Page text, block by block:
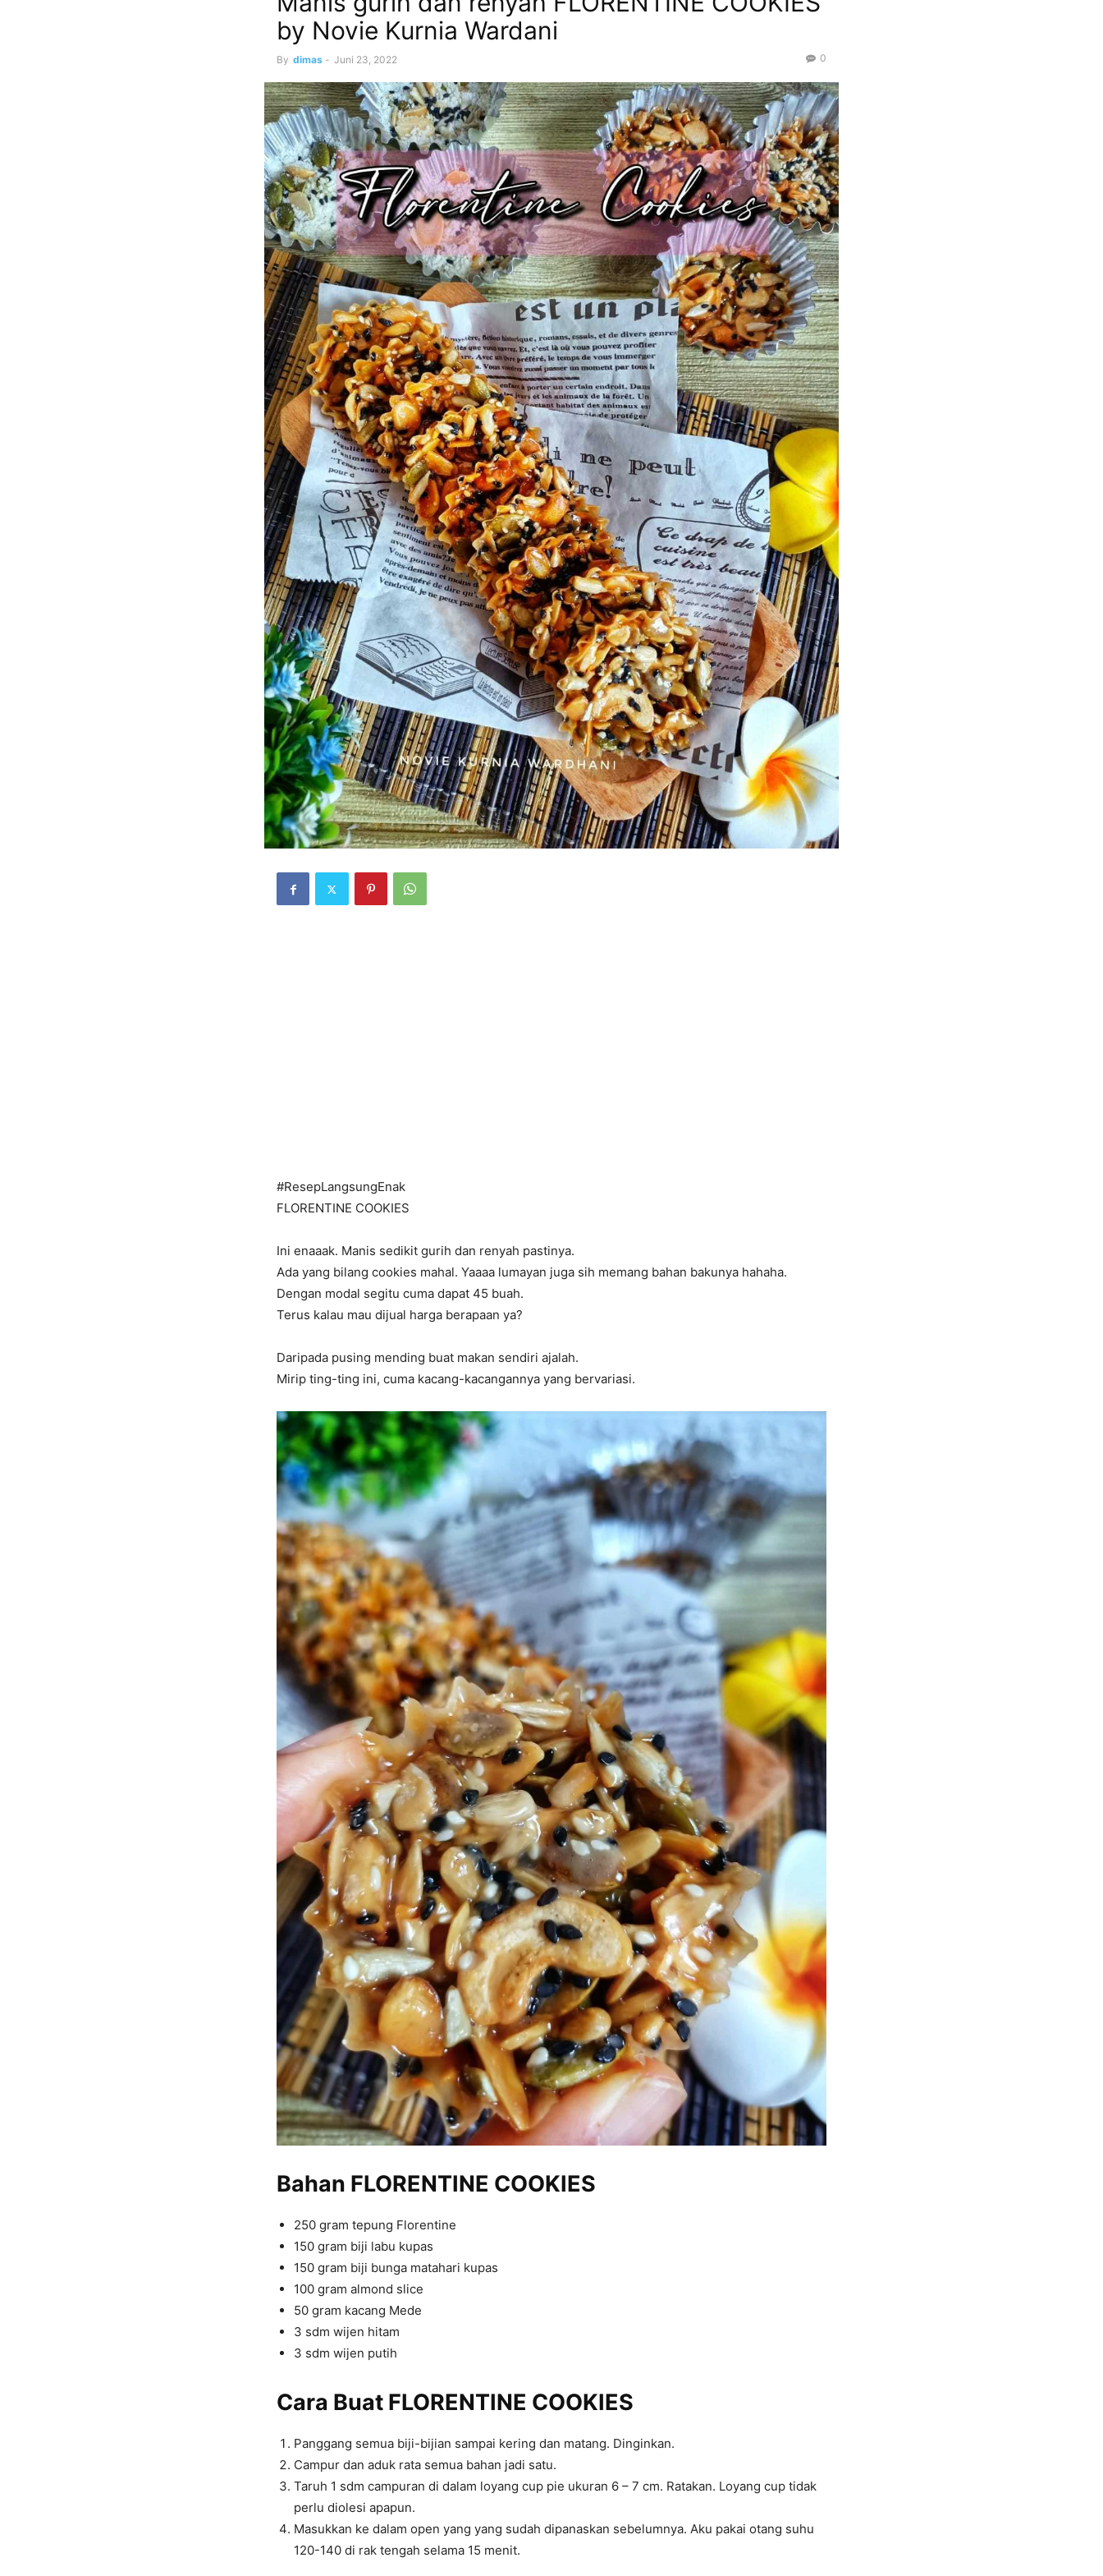
by Novie Kurnia Wardani
By dimas - Juni 23, 2022 0
#ResepLangsungEnak
FLORENTINE COOKIES
Ini enaaak. Manis sedikit gurih dan renyah pastinya.
Ada yang bilang cookies mahal. Yaaaa lumayan juga sih memang bahan bakunya hahaha.
Dengan modal segitu cuma dapat 45 buah.
Terus kalau mau dijual harga berapaan ya?
Daripada pusing mending buat makan sendiri ajalah.
Mirip ting-ting ini, cuma kacang-kacangannya yang bervariasi.
Bahan FLORENTINE COOKIES
250 gram tepung Florentine
150 gram biji labu kupas
150 gram biji bunga matahari kupas
100 gram almond slice
50 gram kacang Mede
3 sdm wijen hitam
3 sdm wijen putih
Cara Buat FLORENTINE COOKIES
Panggang semua biji-bijian sampai kering dan matang. Dinginkan.
Campur dan aduk rata semua bahan jadi satu.
Taruh 1 sdm campuran di dalam loyang cup pie ukuran 6 – 7 cm. Ratakan. Loyang cup tidak
perlu diolesi apapun.
Masukkan ke dalam open yang yang sudah dipanaskan sebelumnya. Aku pakai otang suhu
120-140 di rak tengah selama 15 menit.